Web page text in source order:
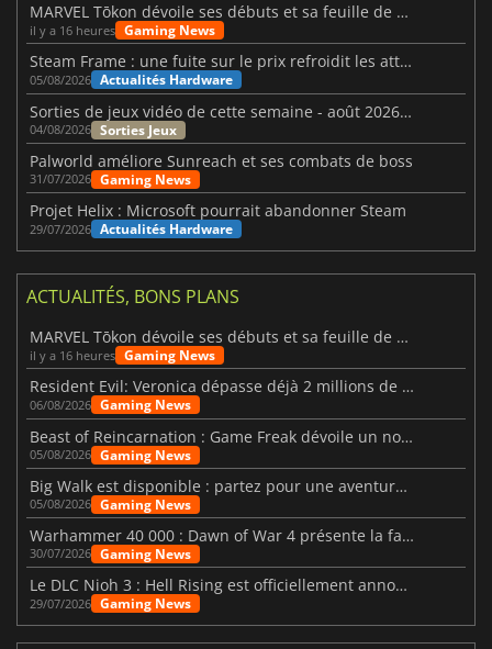
MARVEL Tōkon dévoile ses débuts et sa feuille de route
il y a 16 heures Gaming News
Steam Frame : une fuite sur le prix refroidit les attentes VR
05/08/2026 Actualités Hardware
Sorties de jeux vidéo de cette semaine - août 2026 (semaine 32)
04/08/2026 Sorties Jeux
Palworld améliore Sunreach et ses combats de boss
31/07/2026 Gaming News
Projet Helix : Microsoft pourrait abandonner Steam
29/07/2026 Actualités Hardware
ACTUALITÉS, BONS PLANS
MARVEL Tōkon dévoile ses débuts et sa feuille de route
il y a 16 heures Gaming News
Resident Evil: Veronica dépasse déjà 2 millions de wishlists
06/08/2026 Gaming News
Beast of Reincarnation : Game Freak dévoile un nouveau pari
05/08/2026 Gaming News
Big Walk est disponible : partez pour une aventure entre amis
05/08/2026 Gaming News
Warhammer 40 000 : Dawn of War 4 présente la faction des Nécrons
30/07/2026 Gaming News
Le DLC Nioh 3 : Hell Rising est officiellement annoncé
29/07/2026 Gaming News